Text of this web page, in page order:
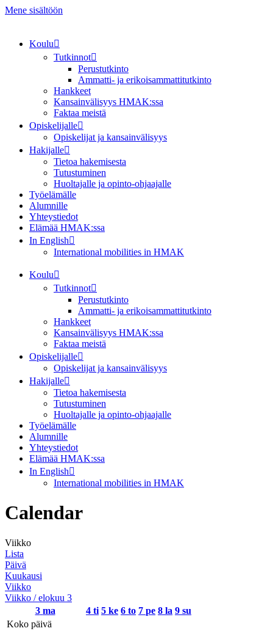
Mene sisältöön
Koulu
Tutkinnot
Perustutkinto
Ammatti- ja erikoisammattitutkinto
Hankkeet
Kansainvälisyys HMAK:ssa
Faktaa meistä
Opiskelijalle
Opiskelijat ja kansainvälisyys
Hakijalle
Tietoa hakemisesta
Tutustuminen
Huoltajalle ja opinto-ohjaajalle
Työelämälle
Alumnille
Yhteystiedot
Elämää HMAK:ssa
In English
International mobilities in HMAK
Koulu
Tutkinnot
Perustutkinto
Ammatti- ja erikoisammattitutkinto
Hankkeet
Kansainvälisyys HMAK:ssa
Faktaa meistä
Opiskelijalle
Opiskelijat ja kansainvälisyys
Hakijalle
Tietoa hakemisesta
Tutustuminen
Huoltajalle ja opinto-ohjaajalle
Työelämälle
Alumnille
Yhteystiedot
Elämää HMAK:ssa
In English
International mobilities in HMAK
Calendar
Viikko
Lista
Päivä
Kuukausi
Viikko
Viikko / elokuu 3
3 ma 4 ti 5 ke 6 to 7 pe 8 la 9 su
Koko päivä